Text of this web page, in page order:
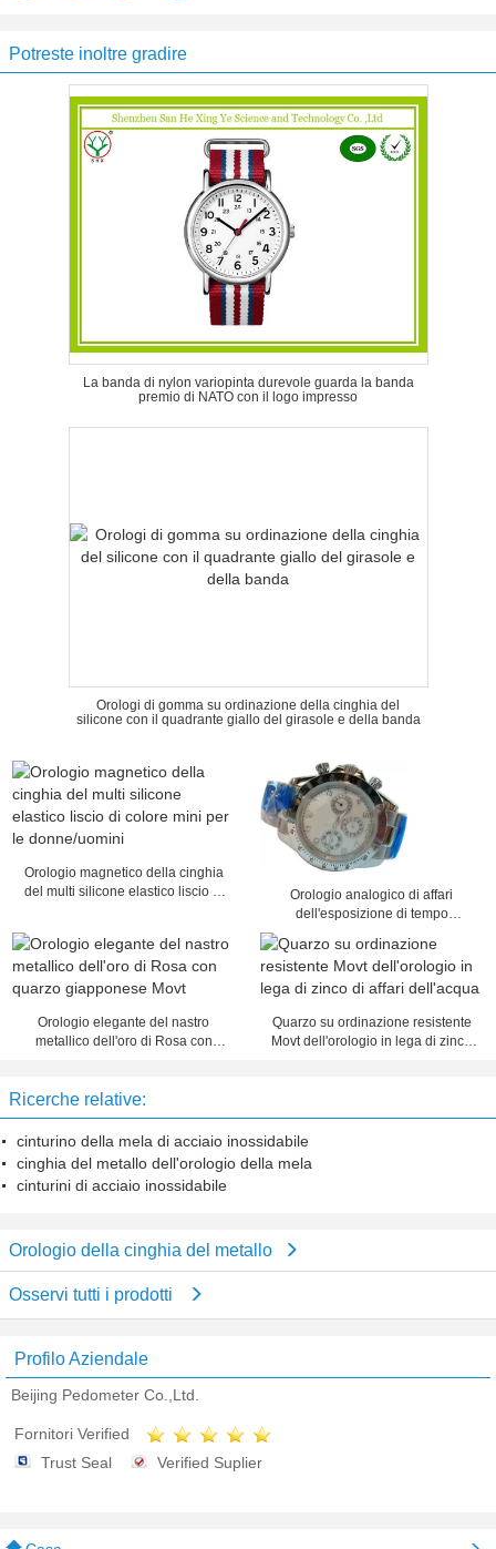
Potreste inoltre gradire
La banda di nylon variopinta durevole guarda la banda
premio di NATO con il logo impresso
Orologi di gomma su ordinazione della cinghia del
silicone con il quadrante giallo del girasole e della banda
Orologio magnetico della cinghia
del multi silicone elastico liscio di
Orologio analogico di affari
dell'esposizione di tempo
uomini della cinghia del metallo
Orologio elegante del nastro
metallico dell'oro di Rosa con
Quarzo su ordinazione resistente
Movt dell'orologio in lega di zinco
Ricerche relative:
cinturino della mela di acciaio inossidabile
cinghia del metallo dell'orologio della mela
cinturini di acciaio inossidabile
Orologio della cinghia del metallo
Osservi tutti i prodotti
Profilo Aziendale
Beijing Pedometer Co.,Ltd.
Fornitori Verified
Trust Seal
Verified Suplier